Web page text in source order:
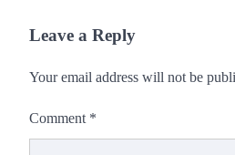
Leave a Reply
Your email address will not be
Comment *